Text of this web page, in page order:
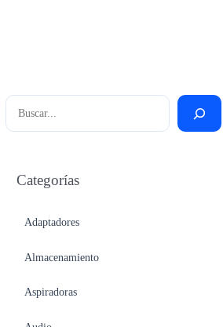
Categorías
Adaptadores
Almacenamiento
Aspiradoras